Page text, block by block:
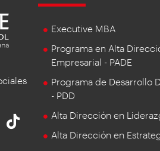
Executive MBA
Programa en Alta
Empresarial - PADE
Programa de Desarrollo
- PDD
Alta Dirección en
Alta Dirección en